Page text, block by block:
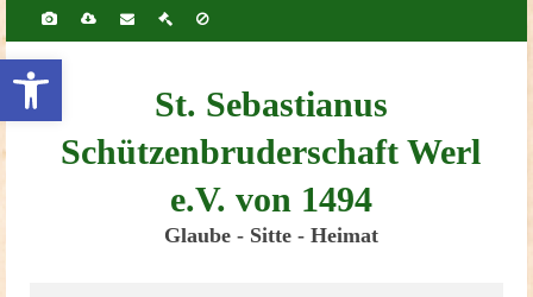
Werkzeugleiste öffnen
springen
St. Sebastianus
Schützenbruderschaft Werl
e.V. von 1494
Glaube - Sitte - Heimat